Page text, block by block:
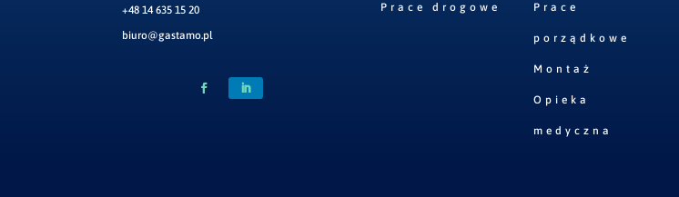
+48 14 635 15 20
biuro@gastamo.pl
Prace drogowe Prace
porządkowe
Montaż
Opieka
medyczna